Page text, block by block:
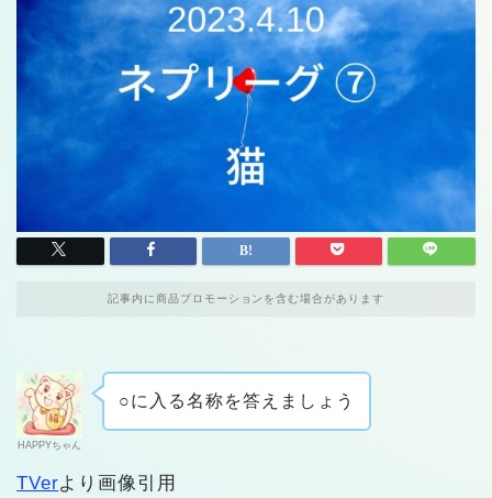
記事内に商品プロモーションを含む場合があります
HAPPYちゃん
○に入る名称を答えましょう
TVerより画像引用